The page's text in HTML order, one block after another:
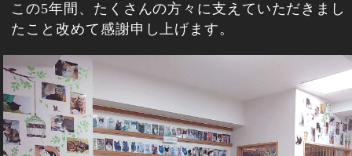
この5年間、たくさんの方々に支えていただきまし
たこと改めて感謝申し上げます。